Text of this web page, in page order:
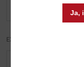
Ja,
Er zijn nog geen
EXCL. BTW